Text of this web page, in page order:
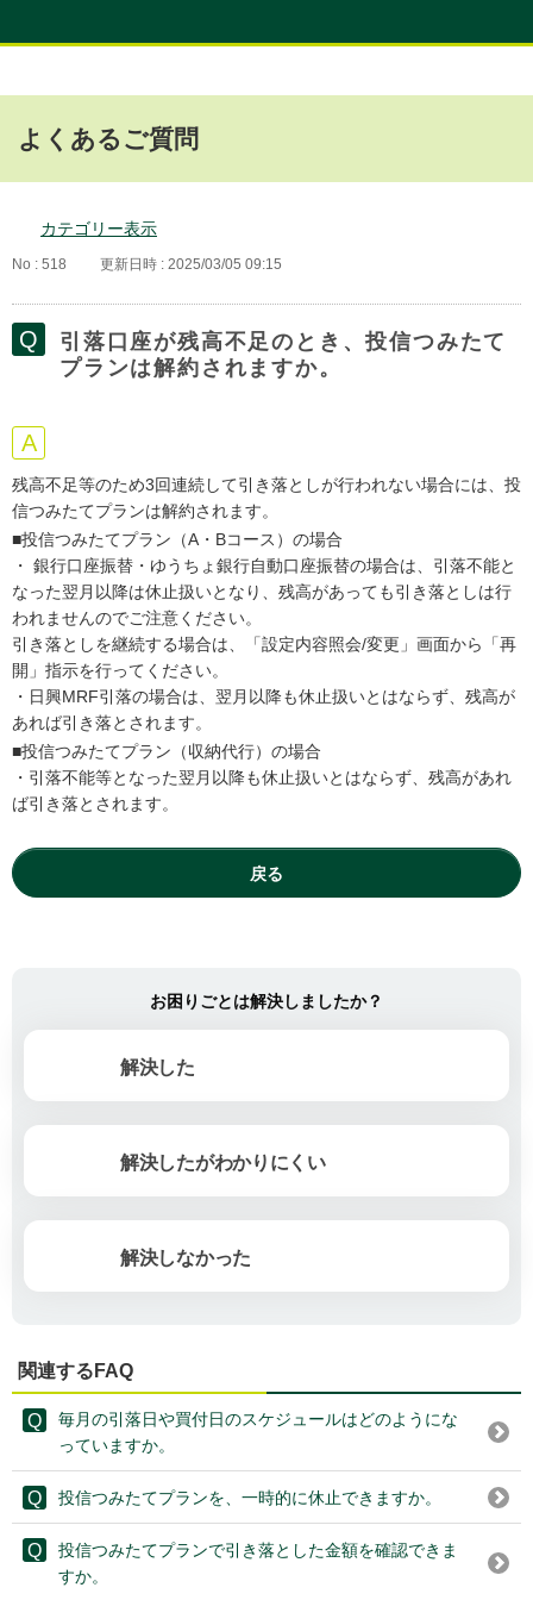
よくあるご質問
カテゴリー表示
No : 518 更新日時 : 2025/03/05 09:15
引落口座が残高不足のとき、投信つみたて
プランは解約されますか。
残高不足等のため3回連続して引き落としが行われない場合には、投
信つみたてプランは解約されます。
■投信つみたてプラン（A・Bコース）の場合
・ 銀行口座振替・ゆうちょ銀行自動口座振替の場合は、引落不能と
なった翌月以降は休止扱いとなり、残高があっても引き落としは行
われませんのでご注意ください。
引き落としを継続する場合は、「設定内容照会/変更」画面から「再
開」指示を行ってください。
・日興MRF引落の場合は、翌月以降も休止扱いとはならず、残高が
あれば引き落とされます。
■投信つみたてプラン（収納代行）の場合
・引落不能等となった翌月以降も休止扱いとはならず、残高があれ
ば引き落とされます。
戻る
お困りごとは解決しましたか？
解決した
解決したがわかりにくい
解決しなかった
関連するFAQ
毎月の引落日や買付日のスケジュールはどのようにな
っていますか。
投信つみたてプランを、一時的に休止できますか。
投信つみたてプランで引き落とした金額を確認できま
すか。